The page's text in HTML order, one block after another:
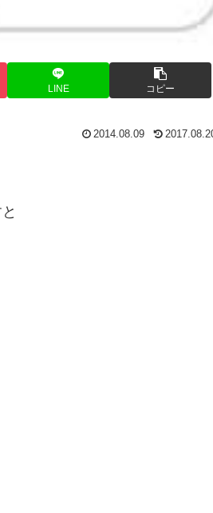
LINE コピー
2014.08.09